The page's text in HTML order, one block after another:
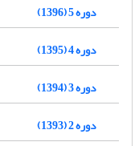
دوره 5 (1396)
دوره 4 (1395)
دوره 3 (1394)
دوره 2 (1393)